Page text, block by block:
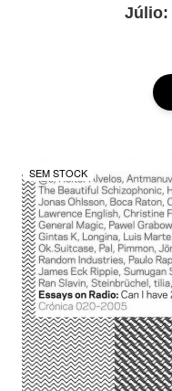
Júlio:
SEM STOCK